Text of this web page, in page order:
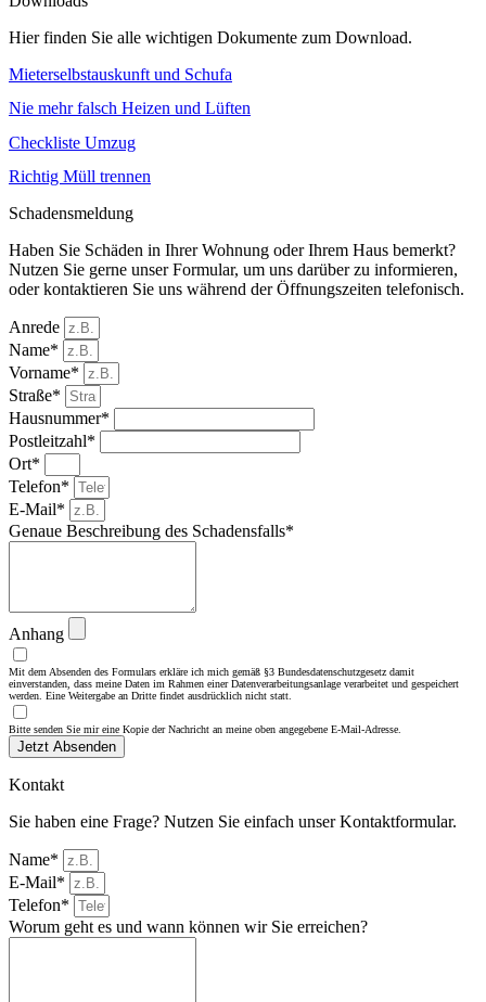
Hier finden Sie alle wichtigen Dokumente zum Download.
Mieterselbstauskunft und Schufa
Nie mehr falsch Heizen und Lüften
Checkliste Umzug
Richtig Müll trennen
Schadensmeldung
Haben Sie Schäden in Ihrer Wohnung oder Ihrem Haus bemerkt?
Nutzen Sie gerne unser Formular, um uns darüber zu informieren,
oder kontaktieren Sie uns während der Öffnungszeiten telefonisch.
Anrede
Name*
Vorname*
Straße*
Hausnummer*
Postleitzahl*
Ort*
Telefon*
E-Mail*
Genaue Beschreibung des Schadensfalls*
Anhang
Mit dem Absenden des Formulars erkläre ich mich gemäß §3 Bundesdatenschutzgesetz damit
einverstanden, dass meine Daten im Rahmen einer Datenverarbeitungsanlage verarbeitet und gespeichert
werden. Eine Weitergabe an Dritte findet ausdrücklich nicht statt.
Bitte senden Sie mir eine Kopie der Nachricht an meine oben angegebene E-Mail-Adresse.
Jetzt Absenden
Kontakt
Sie haben eine Frage? Nutzen Sie einfach unser Kontaktformular.
Name*
E-Mail*
Telefon*
Worum geht es und wann können wir Sie erreichen?